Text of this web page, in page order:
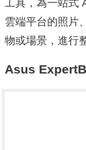
工具，為一站式
雲端平台的照片
物或場景，進行
Asus